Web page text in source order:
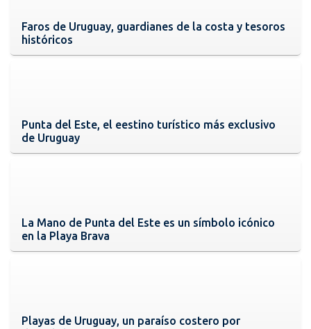
Faros de Uruguay, guardianes de la costa y tesoros
históricos
Punta del Este, el eestino turístico más exclusivo
de Uruguay
La Mano de Punta del Este es un símbolo icónico
en la Playa Brava
Playas de Uruguay, un paraíso costero por